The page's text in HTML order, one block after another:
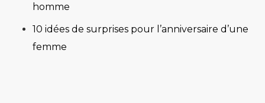
homme
10 idées de surprises pour l’anniversaire d’une
femme